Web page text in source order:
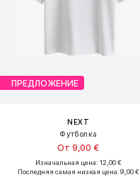
ПРЕДЛОЖЕНИЕ
NEXT
Футболка
От 9,00 €
Изначальная цена: 12,00 €
Последняя самая низкая цена:9,00 €